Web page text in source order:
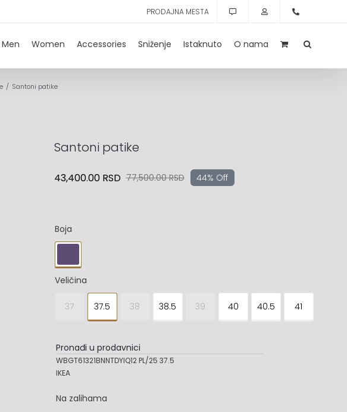
PRODAJNA MESTA
Men Women Accessories Sniženje Istaknuto O nama
Santoni patike
Santoni patike
77,500.00RSDOriginalna
43,400.00 RSD
Trenutna
44% Off
Boja
Veličina
37 37.5 38 38.5 39 40 40.5 41
Pronađi u prodavnici
WBGT61321BNNTDYIQ12 PL/25 37.5
IKEA
Na zalihama